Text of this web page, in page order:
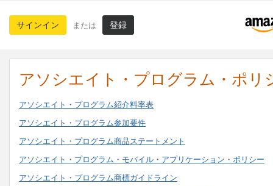
サインイン または 登録
アソシエイト・プログラム・ポリ
アソシエイト・プログラム紹介料率表
アソシエイト・プログラム参加要件
アソシエイト・プログラム商品ステートメント
アソシエイト・プログラム・モバイル・アプリケーション・ポリシー
アソシエイト・プログラム商標ガイドライン